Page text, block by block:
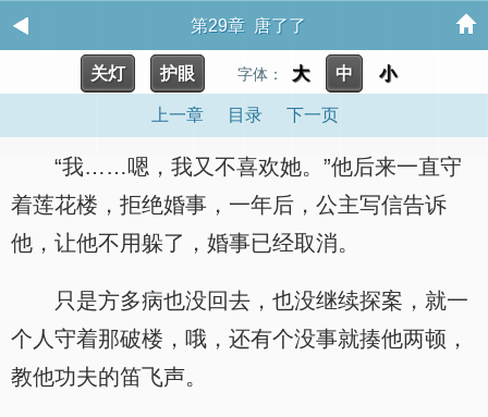
第29章 唐了了
关灯 护眼 字体： 大 中 小
上一章 目录 下一页
“我……嗯，我又不喜欢她。”他后来一直守
着莲花楼，拒绝婚事，一年后，公主写信告诉
他，让他不用躲了，婚事已经取消。
只是方多病也没回去，也没继续探案，就一
个人守着那破楼，哦，还有个没事就揍他两顿，
教他功夫的笛飞声。